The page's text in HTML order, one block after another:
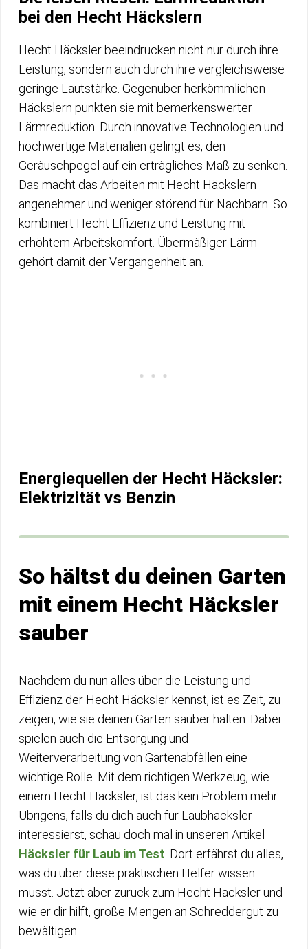
bei den Hecht Häckslern
Hecht Häcksler beeindrucken nicht nur durch ihre
Leistung, sondern auch durch ihre vergleichsweise
geringe Lautstärke. Gegenüber herkömmlichen
Häckslern punkten sie mit bemerkenswerter
Lärmreduktion. Durch innovative Technologien und
hochwertige Materialien gelingt es, den
Geräuschpegel auf ein erträgliches Maß zu senken.
Das macht das Arbeiten mit Hecht Häckslern
angenehmer und weniger störend für Nachbarn. So
kombiniert Hecht Effizienz und Leistung mit
erhöhtem Arbeitskomfort. Übermäßiger Lärm
gehört damit der Vergangenheit an.
Energiequellen der Hecht Häcksler:
Elektrizität vs Benzin
So hältst du deinen Garten
mit einem Hecht Häcksler
sauber
Nachdem du nun alles über die Leistung und
Effizienz der Hecht Häcksler kennst, ist es Zeit, zu
zeigen, wie sie deinen Garten sauber halten. Dabei
spielen auch die Entsorgung und
Weiterverarbeitung von Gartenabfällen eine
wichtige Rolle. Mit dem richtigen Werkzeug, wie
einem Hecht Häcksler, ist das kein Problem mehr.
Übrigens, falls du dich auch für Laubhäcksler
interessierst, schau doch mal in unseren Artikel
Häcksler für Laub im Test . Dort erfährst du alles,
was du über diese praktischen Helfer wissen
musst. Jetzt aber zurück zum Hecht Häcksler und
wie er dir hilft, große Mengen an Schreddergut zu
bewältigen.